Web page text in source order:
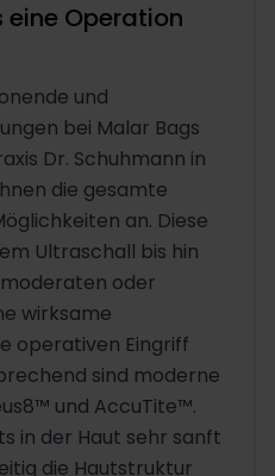
eine Operation
und
bei Malar Bags
Dr. Schuhmann in
die gesamte
an. Diese
Ultraschall bis hin
moderaten oder
wirksame
operativen Eingriff
sind moderne
und AccuTite™.
in der Haut sehr sanft
die Hautstruktur